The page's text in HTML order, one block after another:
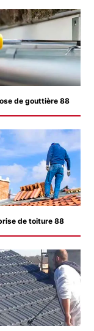
de gouttière 88
de toiture 88